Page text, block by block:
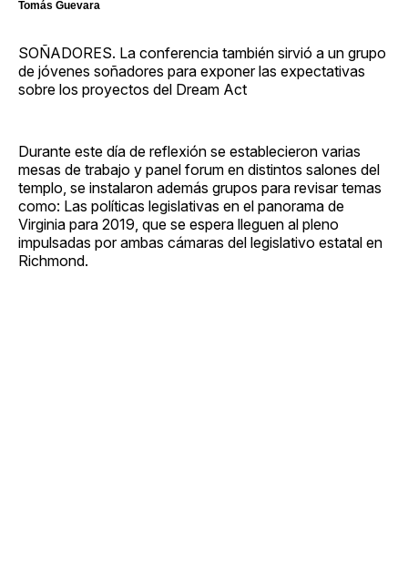
Tomás Guevara
SOÑADORES. La conferencia también sirvió a un grupo
de jóvenes soñadores para exponer las expectativas
sobre los proyectos del Dream Act
Durante este día de reflexión se establecieron varias
mesas de trabajo y panel forum en distintos salones del
templo, se instalaron además grupos para revisar temas
como: Las políticas legislativas en el panorama de
Virginia para 2019, que se espera lleguen al pleno
impulsadas por ambas cámaras del legislativo estatal en
Richmond.